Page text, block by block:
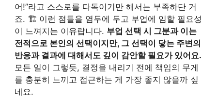
어!”라고 스스로를 다독이기만 해서는 부족하단 거
죠. 🏗️ 이런 점들을 염두에 두고 부업에 임할 필요성
이 느껴지는 이유랍니다. 부업 선택 시 그분과 이는
전적으로 본인의 선택이지만, 그 선택이 닿는 주변의
반응과 결과에 대해서도 깊이 감안할 필요가 있어요.
모든 일이 그렇듯, 결정을 내리기 전에 책임의 무게
를 충분히 느끼고 접근하는 게 가장 좋지 않을까 싶
네요.